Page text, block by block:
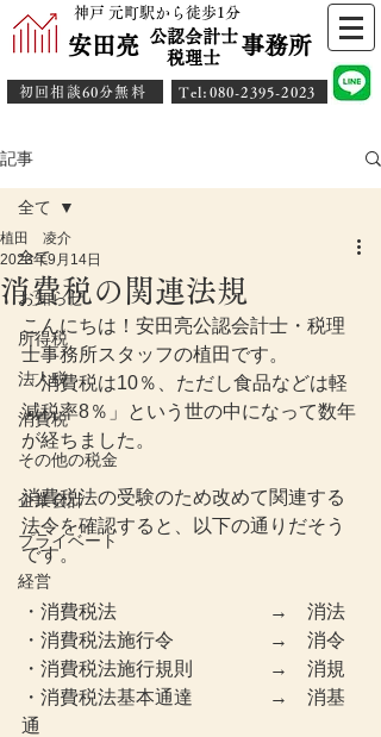
神戸 元町駅から徒歩1分
安田亮 事務所
公認会計士
​税理士
初回相談60分無料 ​Tel:080-2395-2023
記事
全て
お知らせ
所得税
法人税
消費税
その他の税金
企業会計
プライベート
経営
全て
消費税の関連法規
植田 凌介
2023年9月14日
こんにちは！安田亮公認会計士・税理
士事務所スタッフの植田です。
「消費税は10％、ただし食品などは軽
減税率8％」という世の中になって数年
が経ちました。
消費税法の受験のため改めて関連する
法令を確認すると、以下の通りだそう
です。
・消費税法　　　　　　　　→　消法
・消費税法施行令　　　　　→　消令
・消費税法施行規則　　　　→　消規
・消費税法基本通達　　　　→　消基
通